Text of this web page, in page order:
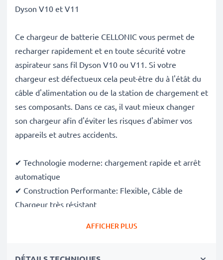
Dyson V10 et V11
Ce chargeur de batterie CELLONIC vous permet de
recharger rapidement et en toute sécurité votre
aspirateur sans fil Dyson V10 ou V11. Si votre
chargeur est défectueux cela peut-être du à l'étât du
câble d'alimentation ou de la station de chargement et
ses composants. Dans ce cas, il vaut mieux changer
son chargeur afin d'éviter les risques d'abîmer vos
appareils et autres accidents.
✔ Technologie moderne: chargement rapide et arrêt
automatique
✔ Construction Performante: Flexible, Câble de
Chargeur très résistant
AFFICHER PLUS